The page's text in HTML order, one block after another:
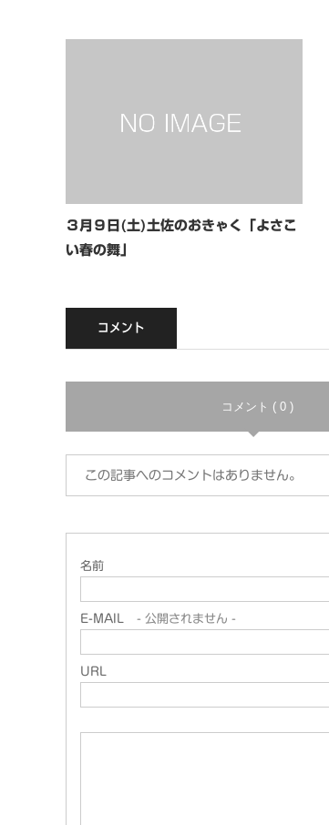
３月９日(土)土佐のおきゃく「よさこ
い春の舞」
コメント
コメント ( 0 )
この記事へのコメントはありません。
名前
E-MAIL - 公開されません -
URL